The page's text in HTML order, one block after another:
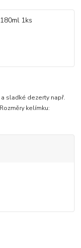
sladké dezerty např.
kelímku: